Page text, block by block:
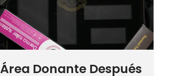
Área Donante Después